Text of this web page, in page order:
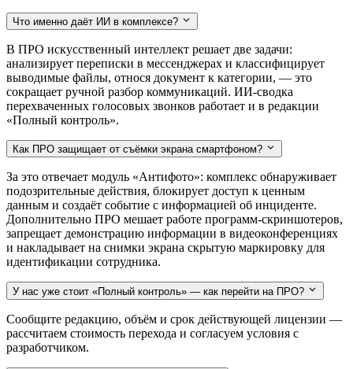
Что именно даёт ИИ в комплексе?
В ПРО искусственный интеллект решает две задачи:
анализирует переписки в мессенджерах и классифицирует
выводимые файлы, относя документ к категории, — это
сокращает ручной разбор коммуникаций. ИИ-сводка
перехваченных голосовых звонков работает и в редакции
«Полный контроль».
Как ПРО защищает от съёмки экрана смартфоном?
За это отвечает модуль «Антифото»: комплекс обнаруживает
подозрительные действия, блокирует доступ к ценным
данным и создаёт событие с информацией об инциденте.
Дополнительно ПРО мешает работе программ-скриншотеров,
запрещает демонстрацию информации в видеоконференциях
и накладывает на снимки экрана скрытую маркировку для
идентификации сотрудника.
У нас уже стоит «Полный контроль» — как перейти на ПРО?
Сообщите редакцию, объём и срок действующей лицензии —
рассчитаем стоимость перехода и согласуем условия с
разработчиком.